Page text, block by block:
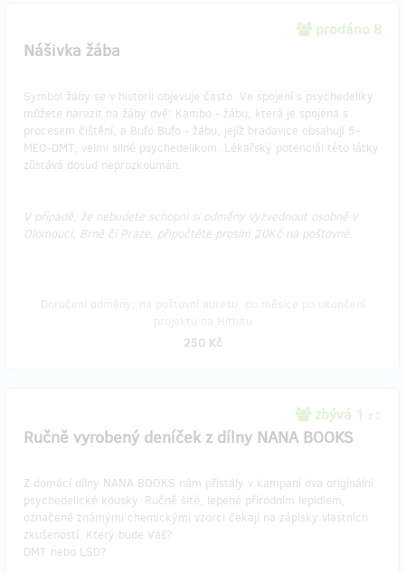
prodáno 8
Nášivka žába
Symbol žáby se v historii objevuje často. Ve spojení s psychedeliky
můžete narazit na žáby dvě: Kambo - žábu, která je spojena s
procesem čištění, a Bufo Bufo - žábu, jejíž bradavice obsahují 5-
MEO-DMT, velmi silné psychedelikum. Lékařský potenciál této látky
zůstává dosud neprozkoumán.
V případě, že nebudete schopni si odměny vyzvednout osobně v
Olomouci, Brně či Praze, připočtěte prosím 20Kč na poštovné.
250 Kč
zbývá 1 z 2
Ručně vyrobený deníček z dílny NANA BOOKS
Z domácí dílny NANA BOOKS nám přistály v kampani dva originální
psychedelické kousky. Ručně šité, lepené přírodním lepidlem,
označené známými chemickými vzorci čekají na zápisky vlastních
zkušeností. Který bude Váš?
DMT nebo LSD?